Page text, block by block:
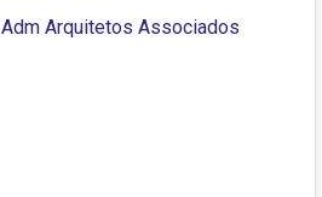
Adm Arquitetos Associados